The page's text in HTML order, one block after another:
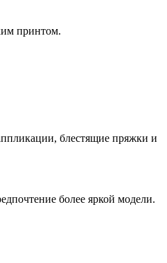
принтом.
блестящие пряжки и
более яркой модели.